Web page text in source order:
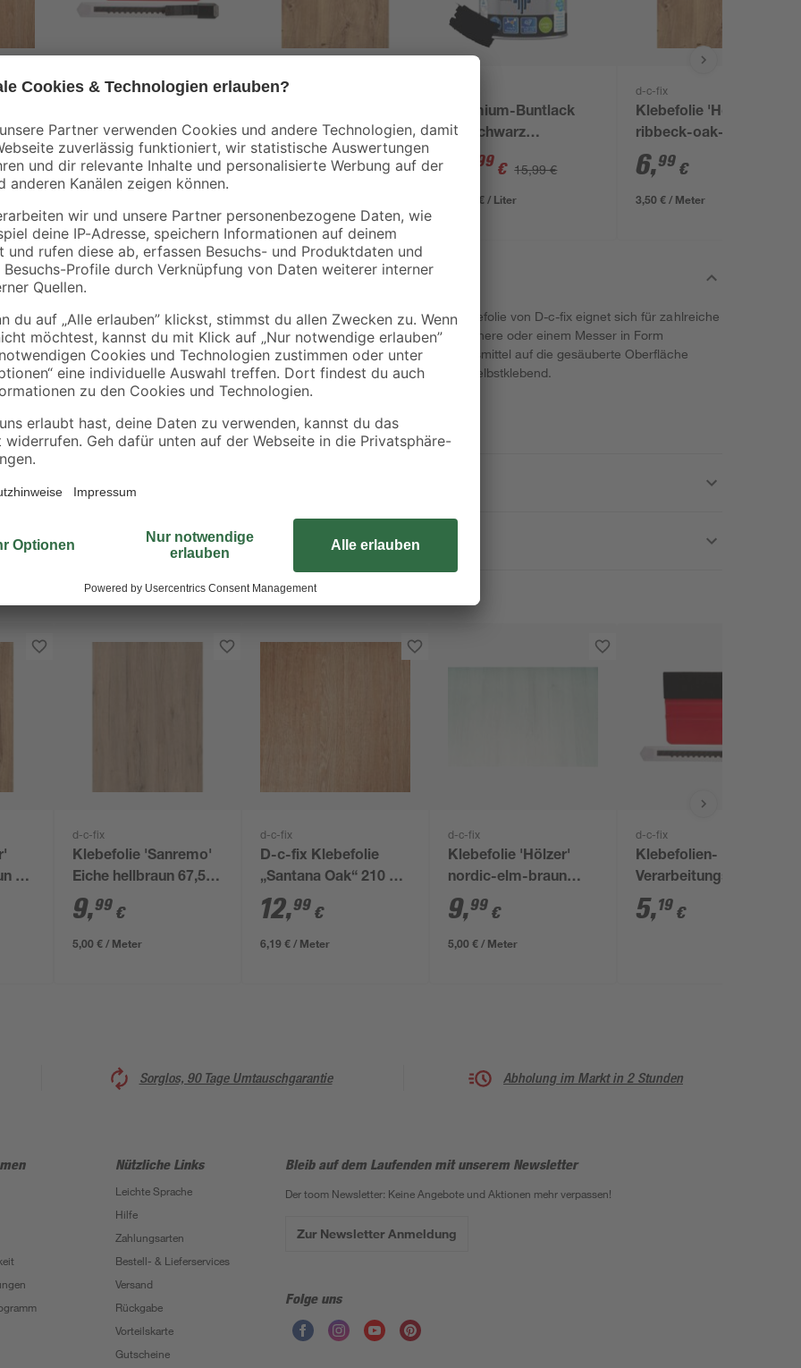
x
d-c-fix
Verarbeitungs-Set 2-
teilig
5,19 €
d-c-fix
ribbeck-oak-braun
67,5 x 200 cm
9,99€
Premium-Buntlack
tiefschwarz
seidenmatt 500 ml
99 € 15,99 €
23,98 € / Liter
d-c-fix
Klebefolie 'Hölzer'
ribbeck-oak-braun 45
x 200 cm
6,99 €
3,50 € / Meter
von Möbeln, Türen und
Lassen Sie Ihrer Kreativität freien Lauf! Die Klebefolie von D-c-fix eignet sich für zahlreiche
dekorative Anwendungen. Sie kann mit einer Schere oder einem Messer in Form
geschnitten und anschließend ohne weitere Hilfsmittel auf die gesäuberte Oberfläche
aufgeklebt werden. Die Unterseite der Folie ist selbstklebend.
45
d-c-fix
Klebefolie 'Sanremo'
Eiche hellbraun 67,5 x
200 cm
9,99 €
5,00 € / Meter
d-c-fix
D-c-fix Klebefolie
„Santana Oak“ 210 x
90 cm
12,99 €
6,19 € / Meter
d-c-fix
Klebefolie 'Hölzer'
nordic-elm-braun
67,5 x 200 cm
9,99 €
5,00 € / Meter
d-c-fix
Klebefolien-
Verarbeitungs-Set 2-
teilig
5,19 €
Sorglos, 90 Tage Umtauschgarantie Abholung im Markt in 2 Stunden
Nützliche Links
Leichte Sprache
Hilfe
Zahlungsarten
Bestell- & Lieferservices
Versand
Rückgabe
Vorteilskarte
Gutscheine
Bleib auf dem Laufenden mit unserem Newsletter
Der toom Newsletter: Keine Angebote und Aktionen mehr verpassen!
Zur Newsletter Anmeldung
Folge uns